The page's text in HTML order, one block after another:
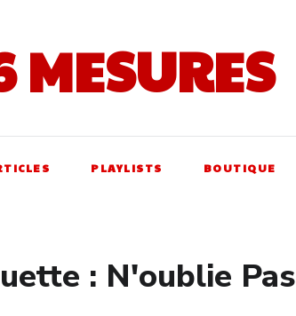
MESURES
PLAYLISTS BOUTIQUE
: N'oublie Pas